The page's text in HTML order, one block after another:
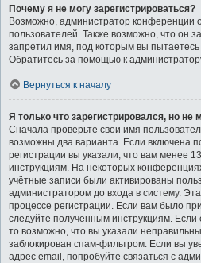
Почему я не могу зарегистрироваться?
Возможно, администратор конференции
пользователей. Также возможно, что он
запретил имя, под которым вы пытаетесь
Обратитесь за помощью к
Вернуться к началу
Я только что зарегистрировался, но не
Сначала проверьте свои имя
возможны два варианта. Если включена
регистрации вы указали, что вам менее
инструкциям. На некоторых
учётные записи были активированы
администратором до входа в систему.
процессе регистрации. Если вам было
следуйте полученным инструкциям.
то возможно, что вы указали
заблокирован спам-фильтром. Если вы
адрес email, попробуйте связаться с